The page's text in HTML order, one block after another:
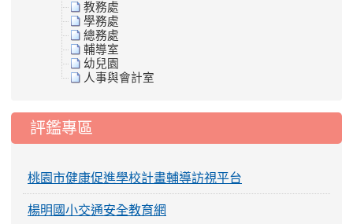
教務處
學務處
總務處
輔導室
幼兒園
人事與會計室
評鑑專區
桃園市健康促進學校計畫輔導訪視平台
楊明國小交通安全教育網